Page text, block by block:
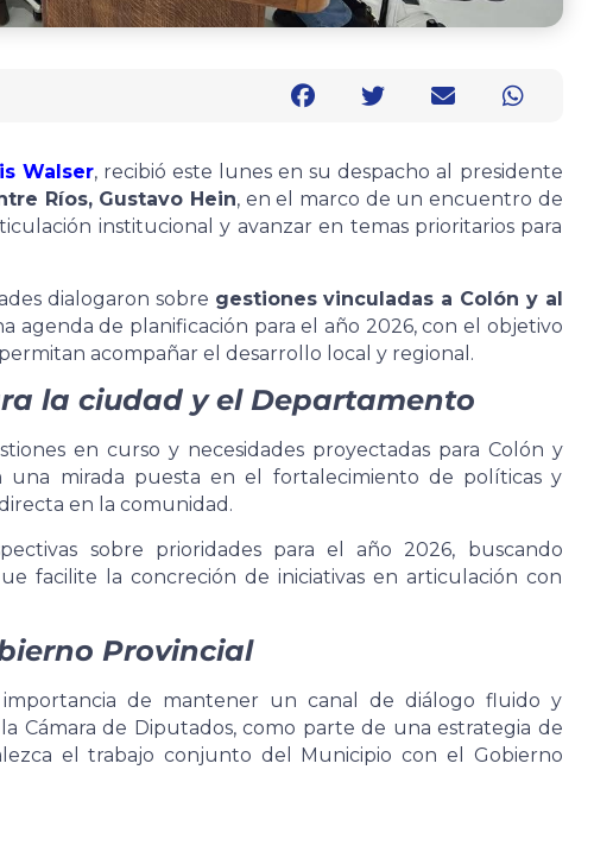
Walser, recibió este lunes en su despacho al presidente
Ríos, Gustavo Hein, en el marco de un encuentro de
institucional y avanzar en temas prioritarios para
dialogaron sobre gestiones vinculadas a Colón y al
agenda de planificación para el año 2026, con el objetivo
acompañar el desarrollo local y regional.
la ciudad y el Departamento
en curso y necesidades proyectadas para Colón y
una mirada puesta en el fortalecimiento de políticas y
en la comunidad.
sobre prioridades para el año 2026, buscando
facilite la concreción de iniciativas en articulación con
Provincial
de mantener un canal de diálogo fluido y
Cámara de Diputados, como parte de una estrategia de
el trabajo conjunto del Municipio con el Gobierno